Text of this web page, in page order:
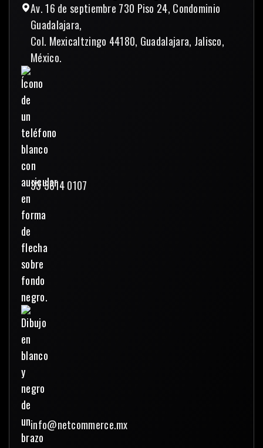
Av. 16 de septiembre 730 Piso 24, Condominio
Guadalajara,
Col. Mexicaltzingo 44180, Guadalajara, Jalisco,
México.
33 3614 0107
info@netcommerce.mx